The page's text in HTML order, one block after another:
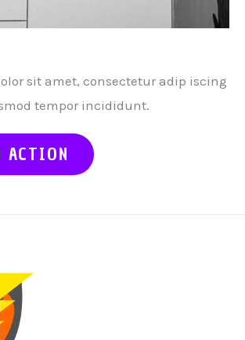
sit amet, consectetur adip iscing
tempor incididunt.
ACTION